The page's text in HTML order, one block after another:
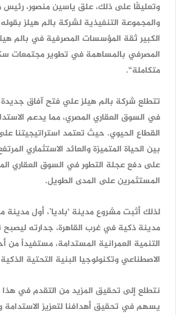
وتعليقًا على ذلك، علق ياسين منصور، رئيس
والمجموعة التنفيذية لشركة بالم هيلز
الكبير ثقة المؤسسات المصرفية في بالم
المصرفي بالمساهمة في تطوير مجتمعات
متكاملة“.
تتطلع شركة بالم هيلز علي فتح آفاق جديدة
في السوق العقاري المصري، مما يدعم
القطاع الحيوي. حيث تعتمد استراتيجيتنا
بين الحياة المتميزة والعائد الاستثماري
على دفع عجلة التطور في السوق العقاري
المستثمرين على المدى الطويل.
لذلك أثبت مشروع مدينة ‘باديا’، أول
مدينة ذكية في غرب القاهرة، جدارته
التنمية العمرانية المستدامة، مستفيداً من
الاصطناعي وتكنولوجيا البنية التحتية
نتطلع إلى تحقيق المزيد من التقدم في هذا
يسهم في تحقيق أهدافنا لتعزيز الاستدامة